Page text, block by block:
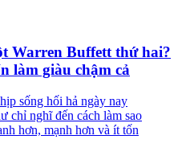
Warren Buffett thứ hai?
làm giàu chậm cả
sống hối hả ngày nay
chỉ nghĩ đến cách làm sao
hơn, mạnh hơn và ít tốn